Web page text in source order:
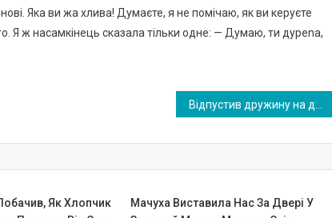
Яка ви жа хлива! Думаєте, я не помічаю, як ви керуєте
Я ж насамкінець сказала тільки одне: — Думаю, ти дуреnа,
Як Хлопчик
Мачуха Виставила Нас За Двері У